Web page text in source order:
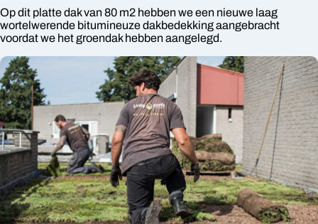
Op dit platte dak van 80 m2 hebben we een nieuwe laag
wortelwerende bitumineuze dakbedekking aangebracht
voordat we het groendak hebben aangelegd.